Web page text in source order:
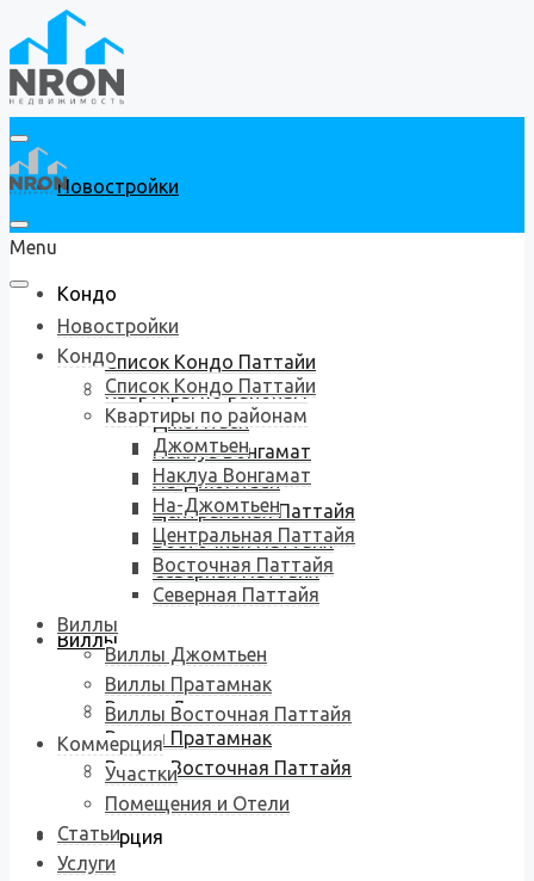
Новостройки
Кондо
Список Кондо Паттайи
Квартиры по районам
Джомтьен
Наклуа Вонгамат
На-Джомтьен
Центральная Паттайя
Восточная Паттайя
Северная Паттайя
Виллы
Виллы Джомтьен
Виллы Пратамнак
Виллы Восточная Паттайя
Коммерция
Menu
Новостройки
Кондо
Список Кондо Паттайи
Квартиры по районам
Джомтьен
Наклуа Вонгамат
На-Джомтьен
Центральная Паттайя
Восточная Паттайя
Северная Паттайя
Виллы
Виллы Джомтьен
Виллы Пратамнак
Виллы Восточная Паттайя
Коммерция
Участки
Помещения и Отели
Статьи
Услуги